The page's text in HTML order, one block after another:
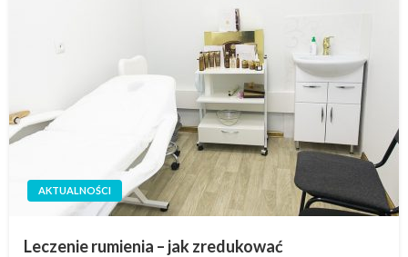
AKTUALNOŚCI
Leczenie rumienia – jak zredukować